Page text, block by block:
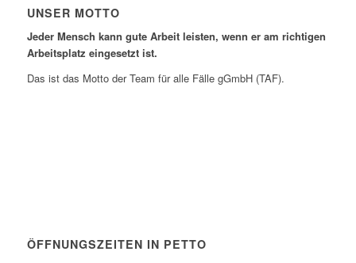
UNSER MOTTO
Jeder Mensch kann gute Arbeit leisten, wenn er am richtigen
Arbeitsplatz eingesetzt ist.
Das ist das Motto der Team für alle Fälle gGmbH (TAF).
ÖFFNUNGSZEITEN IN PETTO